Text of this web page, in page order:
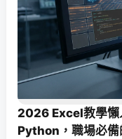
2026 Excel教學懶
Python，職場必備